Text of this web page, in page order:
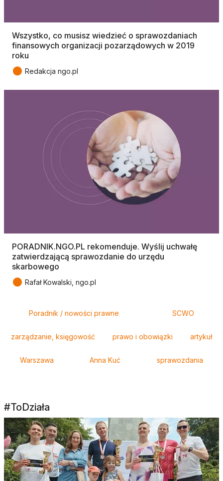
Wszystko, co musisz wiedzieć o sprawozdaniach
finansowych organizacji pozarządowych w 2019
roku
● Redakcja ngo.pl
PORADNIK.NGO.PL rekomenduje. Wyślij uchwałę
zatwierdzającą sprawozdanie do urzędu
skarbowego
● Rafał Kowalski, ngo.pl
Poradnik / nowości prawne SCWO
zarządzanie, księgowość prawo i obowiązki artykuł
Warszawa Anna Kuć sprawozdania
#ToDziała